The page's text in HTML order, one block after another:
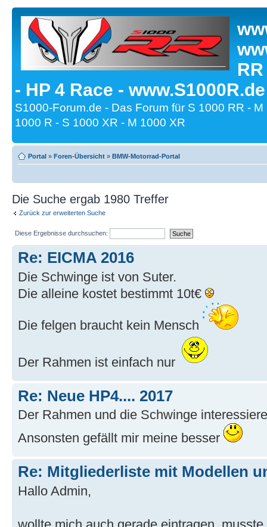
- HP 4 Race -
S1000-Forum.de - Das Forum für S 1000 RR -
1000 R - S 1000 XR - M 1000 XR
Portal » Foren-Übersicht » BMW-Motorrad-Portal
Die Suche ergab 1980 Treffer
Zurück zur erweiterten Suche
Diese Ergebnisse durchsuchen:
Re: EICMA 2016
Die Schwinge ist von Suter.
Die alleine kostet bestimmt 10t€
Die felgen braucht kein Mensch
Der Rahmen ist einfach nur
Re: Neue HP4.... 2017
Der Rahmen und die Schwinge
Ansonsten gefällt mir meine besser
Re: Mitgliederliste mit Modellen
Hallo Admin,
wollte mich auch gerade eintragen,